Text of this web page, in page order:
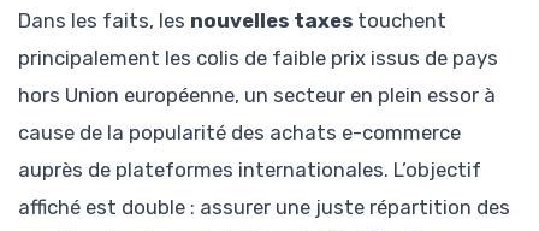
Dans les faits, les nouvelles taxes touchent
principalement les colis de faible prix issus de pays
hors Union européenne, un secteur en plein essor à
cause de la popularité des achats e-commerce
auprès de plateformes internationales. L’objectif
affiché est double : assurer une juste répartition des